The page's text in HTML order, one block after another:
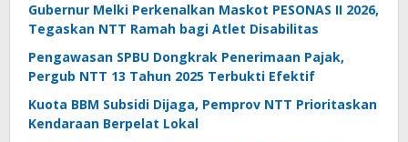
Gubernur Melki Perkenalkan Maskot PESONAS II 2026,
Tegaskan NTT Ramah bagi Atlet Disabilitas
Pengawasan SPBU Dongkrak Penerimaan Pajak,
Pergub NTT 13 Tahun 2025 Terbukti Efektif
Kuota BBM Subsidi Dijaga, Pemprov NTT Prioritaskan
Kendaraan Berpelat Lokal